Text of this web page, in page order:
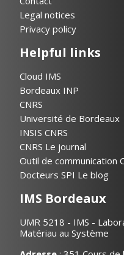
Legal notices
Privacy policy
Helpful links
Cloud IMS
Bordeaux INP
CNRS
Université de Bordeaux
INSIS CNRS
CNRS Le journal
Outil de communication
Docteurs SPI Le blog
IMS Bordeaux
UMR 5218 - IMS -
Matériau au Système